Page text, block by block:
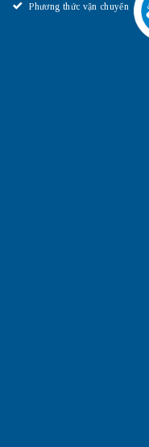
Phương thức vận chuyển